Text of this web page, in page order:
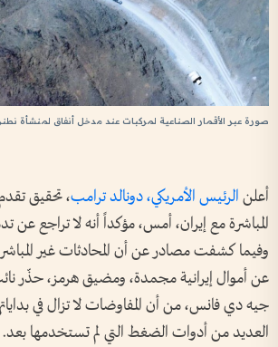
صورة عبر الأقمار الصناعية لمركبات عند مدخل أنفاق لمنشأة
أعلنالرئيس الأمريكي، دونالد ترامب، تحقيق
المباشرة مع إيران، أمس، مؤكداً أنه لا تراجع عن
وفيما كشفت مصادر عن أن المحادثات غير
عن أموال ⁠إيرانية مجمدة، ومضيق هرمز، حذّر
جيه دي فانس، من أن المفاوضات لا تزال في
العديد من أدوات الضغط التي لم تستخدمها بعد.